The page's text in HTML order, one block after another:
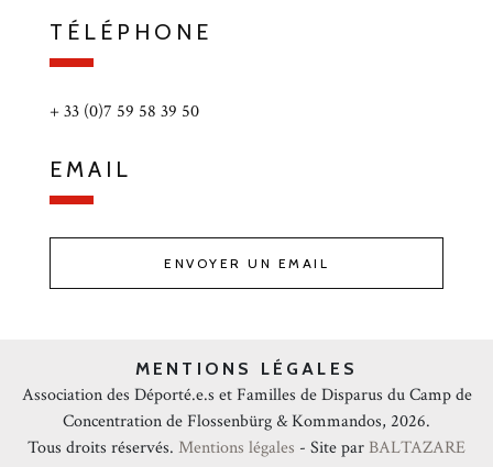
TÉLÉPHONE
+ 33 (0)7 59 58 39 50
EMAIL
ENVOYER UN EMAIL
MENTIONS LÉGALES
Association des Déporté.e.s et Familles de Disparus du Camp de
Concentration de Flossenbürg & Kommandos, 2026.
Tous droits réservés. Mentions légales - Site par BALTAZARE